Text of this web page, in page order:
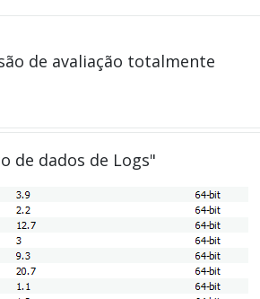
de avaliação totalmente
de dados de Logs"